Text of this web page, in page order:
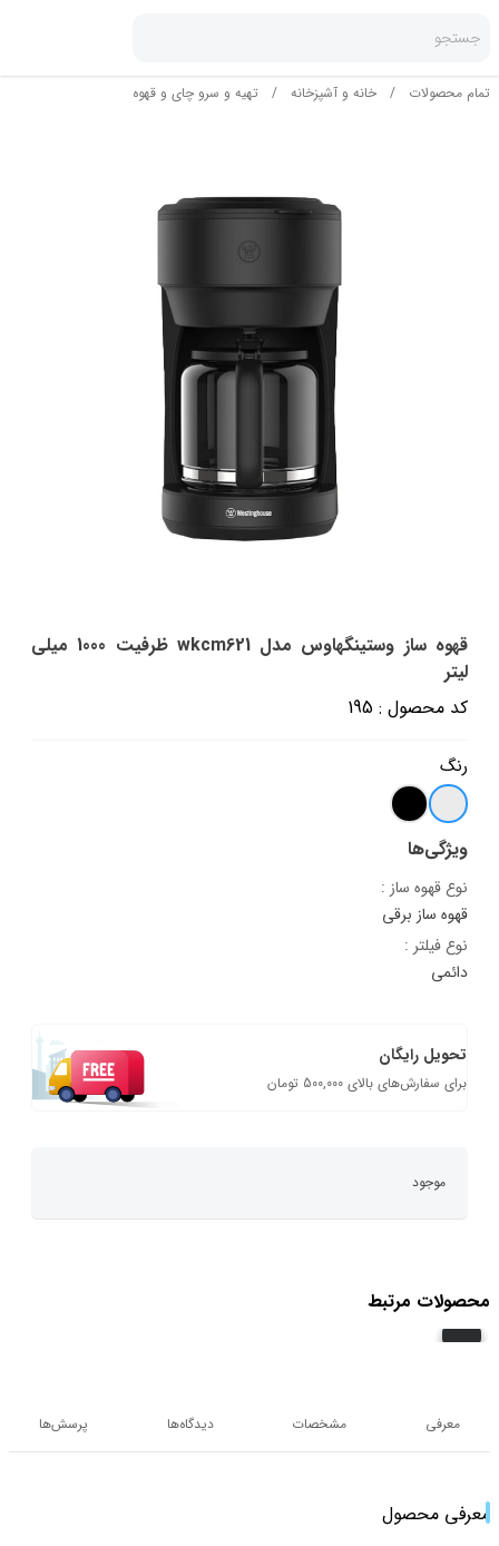
جستجو
تمام محصولات / خانه و آشپزخانه / تهیه و سرو چای و قهوه
قهوه ساز وستینگهاوس مدل wkcm621 ظرفیت 1000 میلی
لیتر
کد محصول : 195
رنگ
ویژگی‌ها
نوع قهوه ساز :
قهوه ساز برقی
نوع فیلتر :
دائمی
تحویل رایگان
برای سفارش‌های بالای 500,000 تومان
موجود
محصولات مرتبط
معرفی مشخصات دیدگاه‌ها پرسش‌ها
معرفی محصول